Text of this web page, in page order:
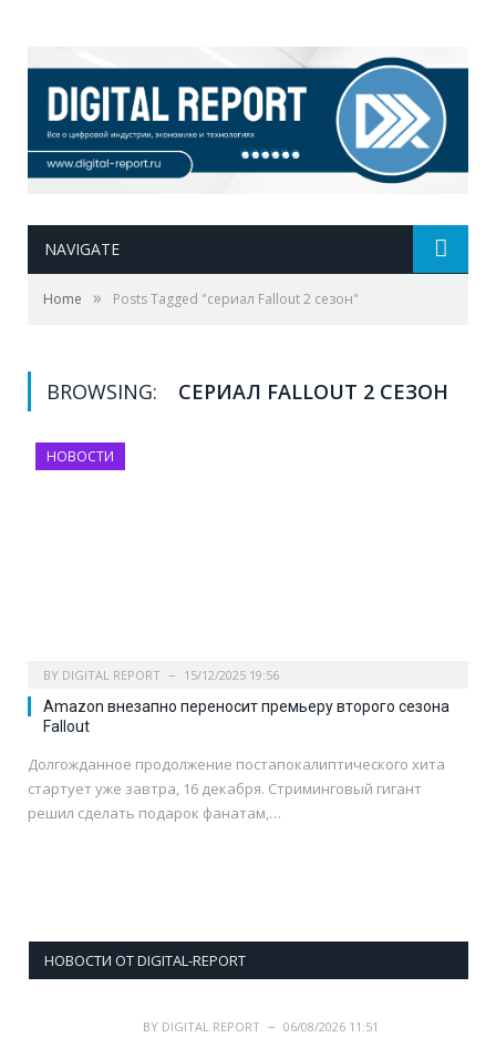
NAVIGATE
Home » Posts Tagged "сериал Fallout 2 сезон"
BROWSING: СЕРИАЛ FALLOUT 2 СЕЗОН
НОВОСТИ
BY DIGITAL REPORT 15/12/2025 19:56
Amazon внезапно переносит премьеру второго сезона
Fallout
Долгожданное продолжение постапокалиптического хита
стартует уже завтра, 16 декабря. Стриминговый гигант
решил сделать подарок фанатам,…
НОВОСТИ ОТ DIGITAL-REPORT
BY DIGITAL REPORT
06/08/2026 11:51